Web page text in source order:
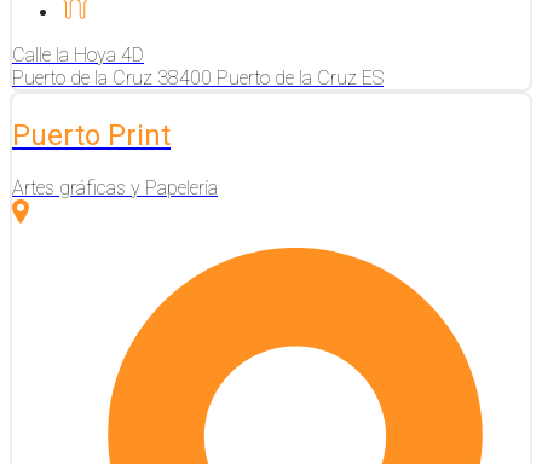
Calle la Hoya 4D
Puerto de la Cruz 38400 Puerto de la Cruz ES
Puerto Print
Artes gráficas y Papelería